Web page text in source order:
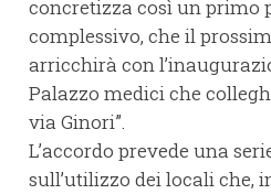
concretizza così un primo
complessivo, che il
arricchirà con
Palazzo medici che
via Ginori”.
L’accordo prevede una
sull’utilizzo dei locali che,